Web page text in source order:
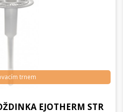
trnem
EJOTHERM STR